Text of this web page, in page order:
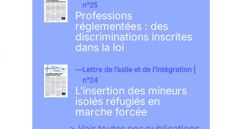
n°25
Professions
réglementées : des
discriminations inscrites
dans la loi
Lettre de l’asile et de l’intégration |
n°24
L'insertion des mineurs
isolés réfugiés en
marche forcée